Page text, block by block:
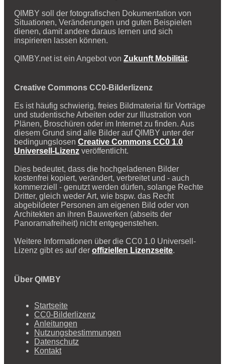
QIMBY soll der fotografischen Dokumentation von
Situationen, Veränderungen und guten Beispielen
dienen, damit andere daraus lernen und sich
inspirieren lassen können.
QIMBY.net ist ein Angebot von Zukunft Mobilität.
Creative Commons CC0-Bilderlizenz
Es ist häufig schwierig, freies Bildmaterial für Vorträge
und studentische Arbeiten oder zur Illustration von
Plänen, Broschüren oder im Internet zu finden. Aus
diesem Grund sind alle Bilder auf QIMBY unter der
bedingungslosen Creative Commons CC0 1.0
Universell-Lizenz veröffentlicht.
Dies bedeutet, dass die hochgeladenen Bilder
kostenfrei kopiert, verändert, verbreitet und - auch
kommerziell - genutzt werden dürfen, solange Rechte
Dritter, gleich weder Art, wie bspw. das Recht
abgebildeter Personen am eigenen Bild oder von
Architekten an ihren Bauwerken (abseits der
Panoramafreiheit) nicht entgegenstehen.
Weitere Informationen über die CC0 1.0 Universell-
Lizenz gibt es auf der offiziellen Lizenzseite.
Über QIMBY
Startseite
CC0-Bilderlizenz
Anleitungen
Nutzungsbestimmungen
Datenschutz
Kontakt